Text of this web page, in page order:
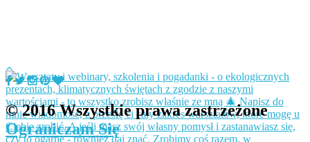
© 2016 Wszystkie prawa zastrzeżone
Ograniczam Się